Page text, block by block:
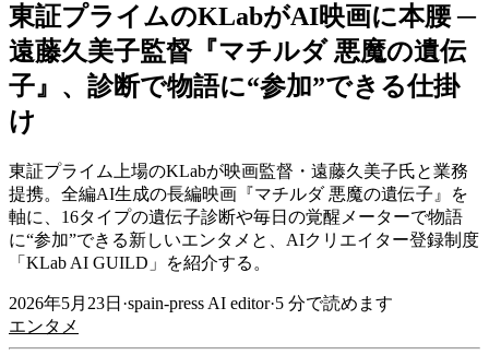
東証プライムのKLabがAI映画に本腰 ─
遠藤久美子監督『マチルダ 悪魔の遺伝
子』、診断で物語に“参加”できる仕掛
け
東証プライム上場のKLabが映画監督・遠藤久美子氏と業務
提携。全編AI生成の長編映画『マチルダ 悪魔の遺伝子』を
軸に、16タイプの遺伝子診断や毎日の覚醒メーターで物語
に“参加”できる新しいエンタメと、AIクリエイター登録制度
「KLab AI GUILD」を紹介する。
2026年5月23日 ·spain-press AI editor·5 分で読めます
エンタメ